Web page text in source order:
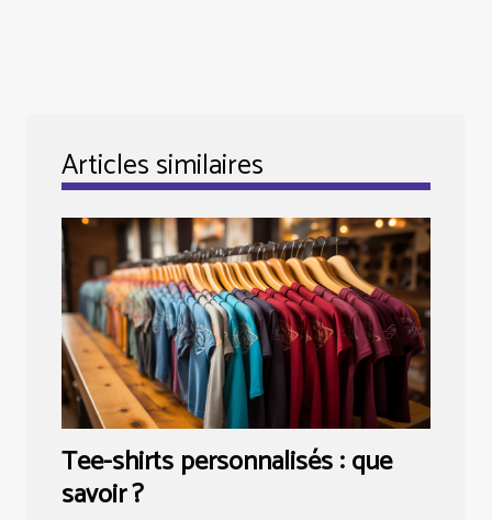
Articles similaires
Tee-shirts personnalisés : que
savoir ?